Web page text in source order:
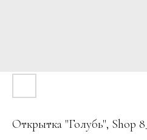
Открытка "Голубь", Shop